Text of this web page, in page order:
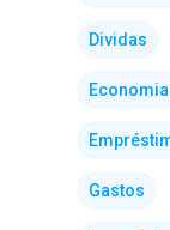
Dividas
Gastos